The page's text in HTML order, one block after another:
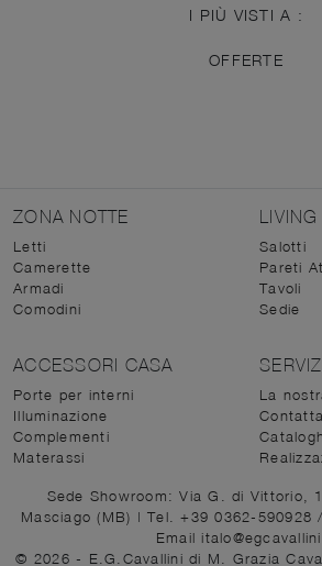
I PIÙ VISTI A :
OFFERTE
ZONA NOTTE
Letti
Camerette
Armadi
Comodini
LIVING
Salotti
Pareti
Tavoli
Sedie
ACCESSORI CASA
Porte per interni
Illuminazione
Complementi
Materassi
La
Sede Showroom: Via G. di Vittorio,
Masciago (MB) | Tel. +39 0362-590928/
Email
© 2026 - E.G.Cavallini di M. Grazia